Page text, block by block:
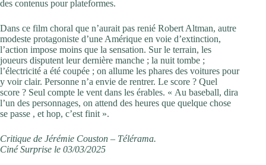
des contenus pour plateformes.
Dans ce film choral que n’aurait pas renié Robert Altman, autre
modeste protagoniste d’une Amérique en voie d’extinction,
l’action impose moins que la sensation. Sur le terrain, les
joueurs disputent leur dernière manche ; la nuit tombe ;
l’électricité a été coupée ; on allume les phares des voitures pour
y voir clair. Personne n’a envie de rentrer. Le score ? Quel
score ? Seul compte le vent dans les érables. « Au baseball, dira
l’un des personnages, on attend des heures que quelque chose
se passe , et hop, c’est finit ».
Critique de Jérémie Couston – Télérama.
Ciné Surprise le 03/03/2025